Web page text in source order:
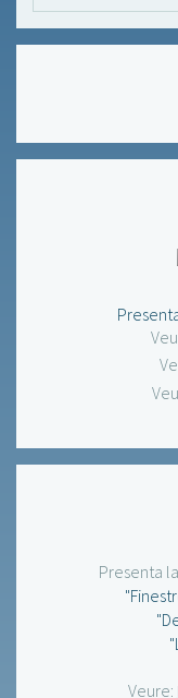
Presenta
Veure: